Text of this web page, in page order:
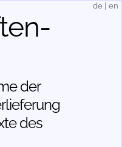
der
des
de en